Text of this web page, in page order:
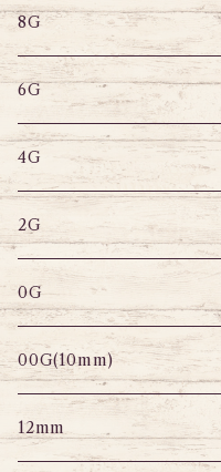
6G
鼻ピアス
バナナバーベル
へそピアス
サーキュラー
スパイラル
変形ピアス
セグメントリング
ニップルピアス
デザインバーベル
ラブレット
バナナバーベル
へそピアス
サーキュラー
スパイラル
セグメント
変形ピアス
ストレートバーベル
ラブレット
バナナバーベル
セグメントリング
サーキュラーバーベル
パーツ
キャプティブリング
ストレートバーベル
ラブレット
バナナバーベル
セグメントリング
プラグ
パーツ
8G
キャプティブリング
ストレートバーベル
ラブレット
セグメントリング
プラグ
トンネル
6G
キャプティブリング
ストレートバーベル
トンネル
プラグ
アイレット
4G
キャプティブリング
ストレートバーベル
サーキュラー
トンネル
2G
トンネル
プラグ
アイレット
0G
トンネル
プラグ
00G(10mm)
トンネル
12mm